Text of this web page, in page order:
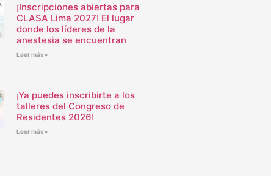
¡Inscripciones abiertas para
CLASA Lima 2027! El lugar
donde los líderes de la
anestesia se encuentran
Leer más»
¡Ya puedes inscribirte a los
talleres del Congreso de
Residentes 2026!
Leer más»